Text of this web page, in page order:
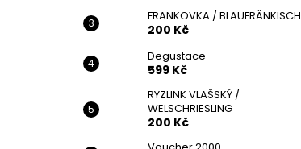
FRANKOVKA / BLAUFRÄNKISCH
200 Kč
Degustace
599 Kč
RYZLINK VLAŠSKÝ /
WELSCHRIESLING
200 Kč